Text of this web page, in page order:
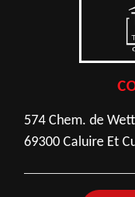
574 Chem. de
69300 Caluire Et